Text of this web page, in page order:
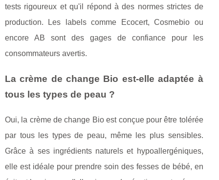
tests rigoureux et qu'il répond à des normes strictes de
production. Les labels comme Ecocert, Cosmebio ou
encore AB sont des gages de confiance pour les
consommateurs avertis.
La crème de change Bio est-elle adaptée à
tous les types de peau ?
Oui, la crème de change Bio est conçue pour être tolérée
par tous les types de peau, même les plus sensibles.
Grâce à ses ingrédients naturels et hypoallergéniques,
elle est idéale pour prendre soin des fesses de bébé, en